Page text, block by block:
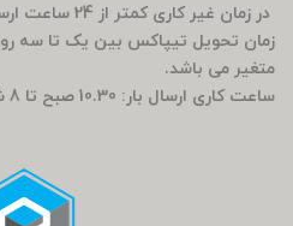
در زمان غیر کاری کمتر از 24 ساعت ارسال به پست و تیپاکس
زمان تحویل تیپاکس بین یک تا سه
متغیر می باشد.
ساعت کاری ارسال بار: 10.30 صبح تا 8 شب